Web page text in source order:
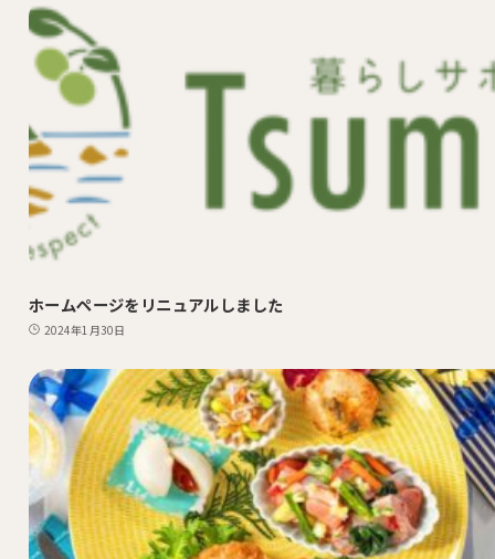
ホームページをリニュアルしました
2024年1月30日